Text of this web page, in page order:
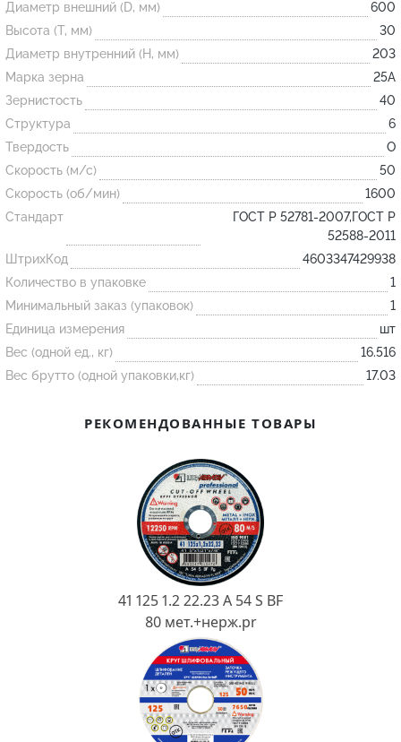
Огнеупорные
изделия
Скачать каталог
Тигель
Муфель
Черпак
Шербер
Трубка
Стержень
Пробка
Подставка
Лодочка
Контакт
Огнеупорная SiC смесь
Диаметр внешний (D, мм)
600
Высота (T, мм)
30
Диаметр внутренний (H, мм)
203
Марка зерна
25А
Зернистость
40
Структура
6
Твердость
O
Скорость (м/с)
50
Скорость (об/мин)
1600
Стандарт
ГОСТ Р 52781-2007,ГОСТ Р
52588-2011
ШтрихКод
4603347429938
Количество в упаковке
1
Минимальный заказ (упаковок)
1
Единица измерения
шт
Вес (одной ед., кг)
16.516
Вес брутто (одной упаковки,кг)
17.03
РЕКОМЕНДОВАННЫЕ ТОВАРЫ
41 125 1.2 22.23 A 54 S BF
80 мет.+нерж.pr